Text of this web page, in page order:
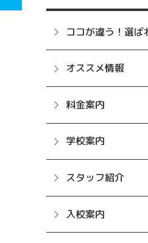
ココが違う！選ば
オススメ情報
料金案内
学校案内
スタッフ紹介
入校案内